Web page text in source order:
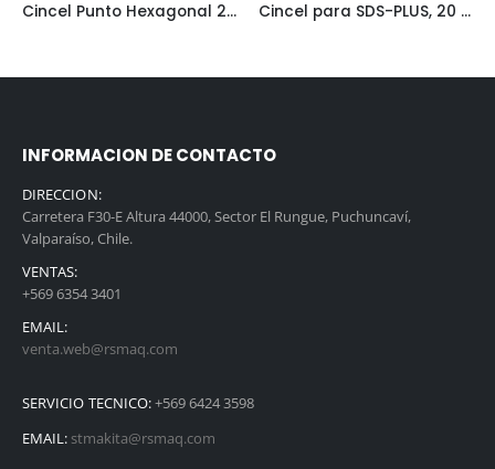
Cincel Punto Hexagonal 21x450mm Makita D-23824 Cincel para SDS-PLUS, 20 x 250 mm
INFORMACION DE CONTACTO
DIRECCION:
Carretera F30-E Altura 44000, Sector El Rungue, Puchuncaví,
Valparaíso, Chile.
VENTAS:
+569 6354 3401
EMAIL:
venta.web@rsmaq.com
SERVICIO TECNICO:+569 6424 3598
EMAIL: stmakita@rsmaq.com